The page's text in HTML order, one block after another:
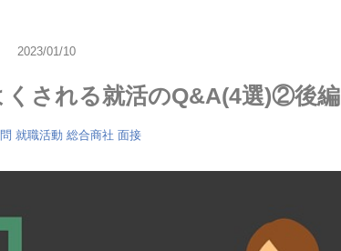
2023/01/10
くされる就活のQ&A(4選)②後編
就職活動 総合商社 面接